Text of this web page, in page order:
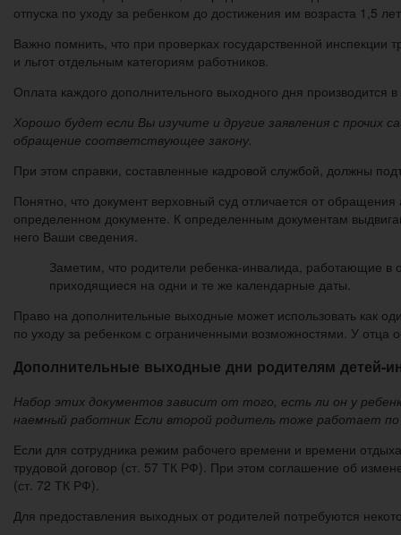
отпуска по уходу за ребенком до достижения им возраста 1,5
Важно помнить, что при проверках государственной инспекции
и льгот отдельным категориям работников.
Оплата каждого дополнительного выходного дня
Хорошо будет если Вы изучите и другие заявления с прочих
обращение соответствующее закону.
При этом справки, составленные кадровой службой, должны
Понятно, что документ верховный суд отличается от
определенном документе. К определенным документам
него Ваши сведения.
Заметим, что родители ребенка-инвалида, работающие в
приходящиеся на одни и те же календарные даты.
Право на дополнительные выходные может использовать как
по уходу за ребенком с ограниченными возможностями. У отца
Дополнительные выходные дни родителям детей-
Набор этих документов зависит от того, есть ли он у
наемный работник Если второй родитель тоже работает
Если для сотрудника режим рабочего времени и времени
трудовой договор (ст. 57 ТК РФ). При этом соглашение об
(ст. 72 ТК РФ).
Для предоставления выходных от родителей потребуются